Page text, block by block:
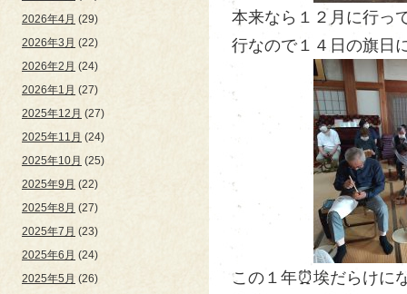
2026年4月 (29)
2026年3月 (22)
2026年2月 (24)
2026年1月 (27)
2025年12月 (27)
2025年11月 (24)
2025年10月 (25)
2025年9月 (22)
2025年8月 (27)
2025年7月 (23)
2025年6月 (24)
2025年5月 (26)
本来なら１２月に行っ
行なので１４日の旗日
この１年⏰埃だらけに